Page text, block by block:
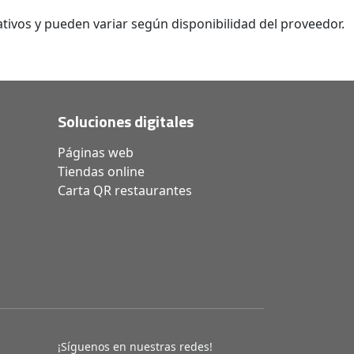
y pueden variar según disponibilidad del proveedor.
Soluciones digitales
Páginas web
Tiendas online
Carta QR restaurantes
¡Síguenos en nuestras redes!